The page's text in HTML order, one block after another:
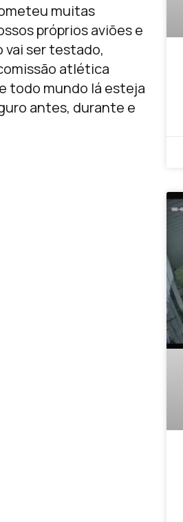
muitas
próprios aviões e
vai ser testado,
atlética
todo mundo lá esteja
antes, durante e